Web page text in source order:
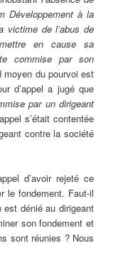
Développement à la
victime de l’abus de
en cause sa
commise par son
moyen du pourvoi est
d’appel a jugé que
par un dirigeant
s’était contentée
contre la société
d’avoir rejeté ce
le fondement. Faut-il
est dénié au dirigeant
son fondement et
sont réunies ? Nous